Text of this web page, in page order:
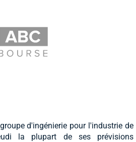
groupe d'ingénierie pour l'industrie de
la plupart de ses prévisions